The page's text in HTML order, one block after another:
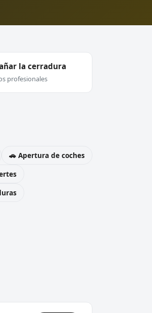
la cerradura
profesionales
🚗 Apertura de coches